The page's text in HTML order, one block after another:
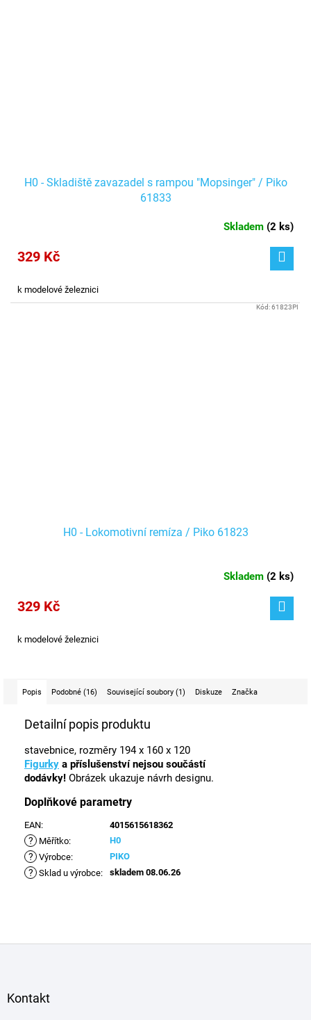
H0 - Skladiště zavazadel s rampou "Mopsinger" / Piko
61833
Skladem (2 ks)
329 Kč
k modelové železnici
H0 - Lokomotivní remíza / Piko 61823
Skladem (2 ks)
329 Kč
k modelové železnici
Kód:61823PI
Popis Podobné (16) Související soubory (1) Diskuze Značka
Detailní popis produktu
stavebnice, rozměry 194 x 160 x 120
Figurky a příslušenství nejsou součástí
dodávky! Obrázek ukazuje návrh designu.
Doplňkové parametry
EAN: 4015615618362
? Měřítko: H0
? Výrobce: PIKO
? Sklad u výrobce: skladem 08.06.26
Kontakt